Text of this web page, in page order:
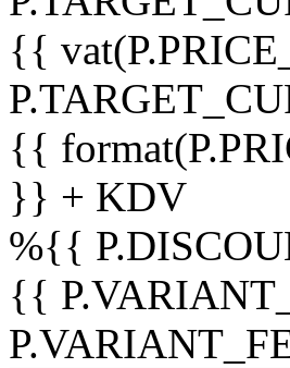
{{
{{
}} + KDV
%{{
{{